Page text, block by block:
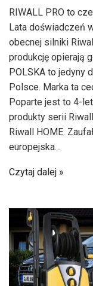
RIWALL PRO to
Lata doświadczeń
obecnej silniki
produkcję opierają
POLSKA to jedyny
Polsce. Marka ta
Poparte jest to 4-
produkty serii
Riwall HOME.
europejska…
Czytaj dalej